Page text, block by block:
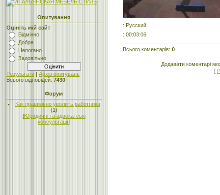
Опитування
Оцініть мій сайт
Відмінно
Добре
Непогано
Задовільно
Результати | Архів опитувань
Всього відповідей: 7430
Форум
Как правильно уволить работника
(1)
[Юридичні та адвокатські
консультації]
: Русский
: 00:03:06
Всього коментарів: 0
Додавати коментарі
[